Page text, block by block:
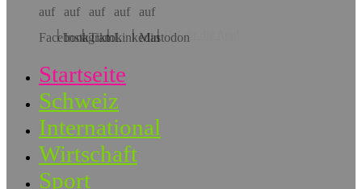
Hol dir die App!
Startseite
Schweiz
International
Wirtschaft
Sport